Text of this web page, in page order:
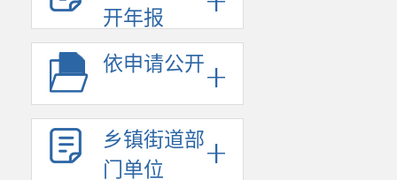
开年报
依申请公开
乡镇街道部
门单位